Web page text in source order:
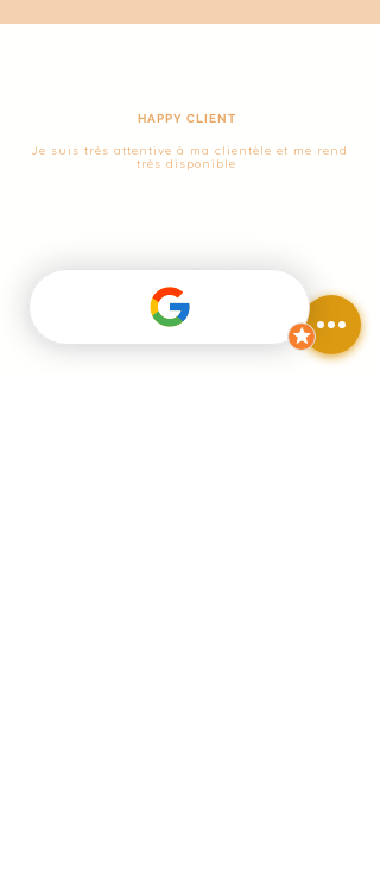
HAPPY CLIENT
Je suis très attentive à ma clientèle et me rend
très disponible
HAPPY LIVRAISON
Livraison gratuite en France à partir de 160 €
d'achat